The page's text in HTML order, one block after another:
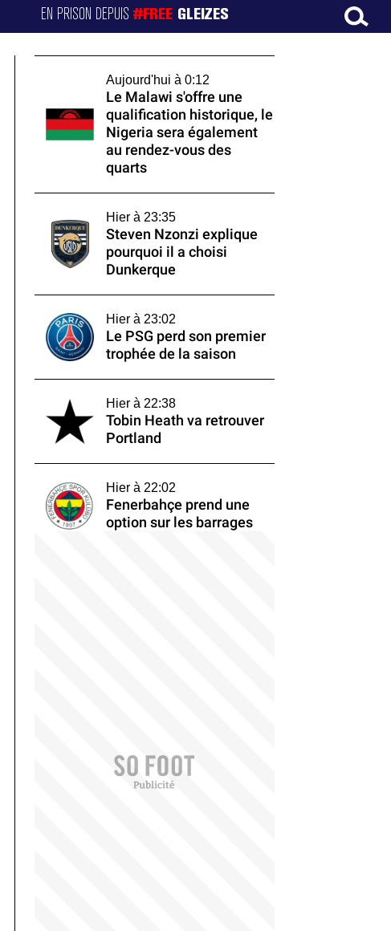
EN PRISON DEPUIS#FREE GLEIZES
Aujourd'hui à 0:12
Le Malawi s'offre une
qualification historique, le
Nigeria sera également
au rendez-vous des
quarts
Hier à 23:35
Steven Nzonzi explique
pourquoi il a choisi
Dunkerque
Hier à 23:02
Le PSG perd son premier
trophée de la saison
Hier à 22:38
Tobin Heath va retrouver
Portland
Hier à 22:02
Fenerbahçe prend une
option sur les barrages